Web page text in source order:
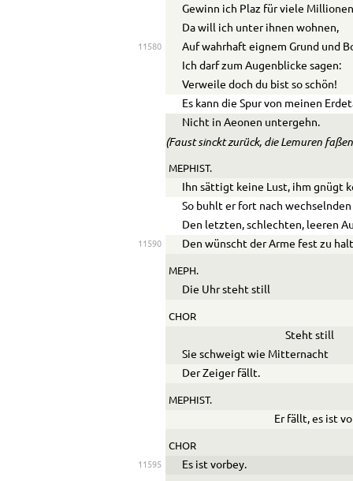
Gewinn ich Plaz für viele
Da will ich unter ihnen wohnen,
11580
Auf wahrhaft eignem Grund und
Ich darf zum Augenblicke sagen:
Verweile doch du bist so schön!
Es kann die Spur von meinen
Nicht in Aeonen untergehn.
(Faust sinckt zurück, die Lemuren
MEPHIST.
Ihn sättigt keine Lust, ihm gnügt
So buhlt er fort nach
Den letzten, schlechten, leeren
11590 Den wünscht der Arme fest zu
MEPH.
Die Uhr steht still
CHOR
Steht still
Sie schweigt wie Mitternacht
Der Zeiger fällt.
MEPHIST.
Er fällt, es ist
CHOR
11595 Es ist vorbey.